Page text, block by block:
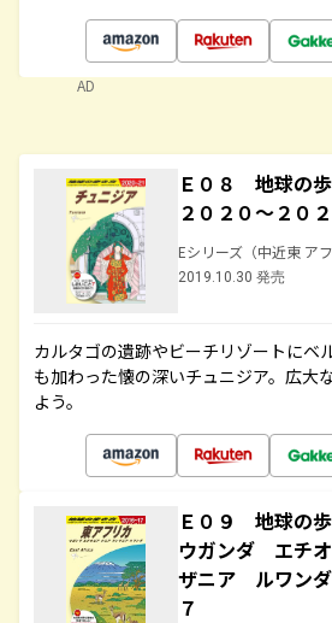
AD
Ｅ０８ 地球の
２０２０～２０
Eシリーズ（中近東 ア
2019.10.30 発売
カルタゴの遺跡やビーチリゾートにベ
も加わった懐の深いチュニジア。広大
よう。
Ｅ０９ 地球の
ウガンダ エチ
ザニア ルワン
７